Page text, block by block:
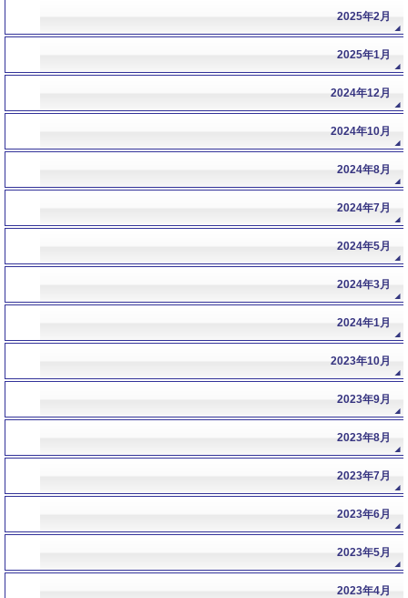
2025年2月
2025年1月
2024年12月
2024年10月
2024年8月
2024年7月
2024年5月
2024年3月
2024年1月
2023年10月
2023年9月
2023年8月
2023年7月
2023年6月
2023年5月
2023年4月